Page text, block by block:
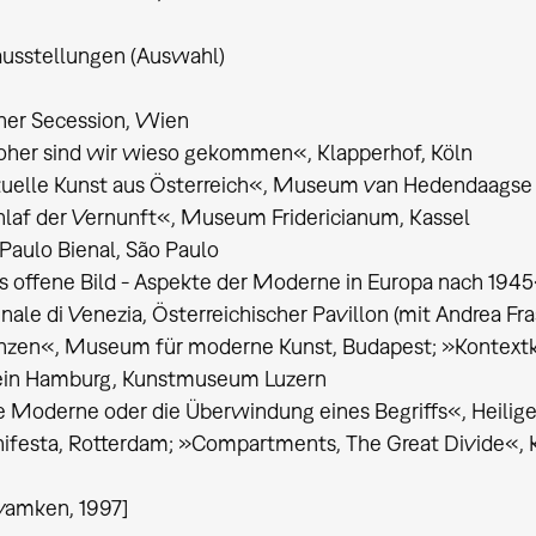
(Auswahl)
Secession, Wien
sind wir wieso gekommen«, Klapperhof, Köln
Kunst aus Österreich«, Museum van
der Vernunft«, Museum Fridericianum, Kassel
Bienal, São Paulo
offene Bild - Aspekte der Moderne in Europa nach
di Venezia, Österreichischer Pavillon (mit Andrea
Museum für moderne Kunst, Budapest;
Hamburg, Kunstmuseum Luzern
Moderne oder die Überwindung eines Begriffs«,
Rotterdam; »Compartments, The Great Divide«,
1997]